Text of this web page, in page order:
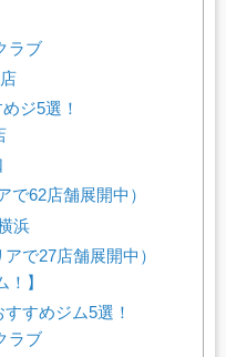
ラブ
ジ5選！
で62店舗展開中）
浜
で27店舗展開中）
！】
すめジム5選！
ラブ